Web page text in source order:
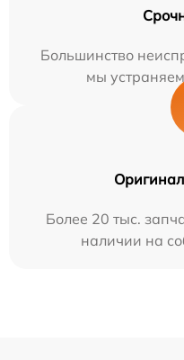
Большинство
мы
Более 20 тыс.
наличии на